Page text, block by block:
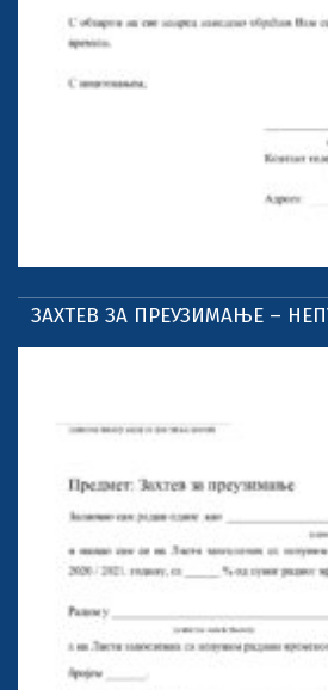
ЗАХТЕВ ЗА ПРЕУЗИМАЊЕ –